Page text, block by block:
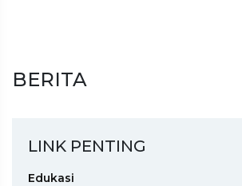
BERITA
LINK PENTING
Edukasi